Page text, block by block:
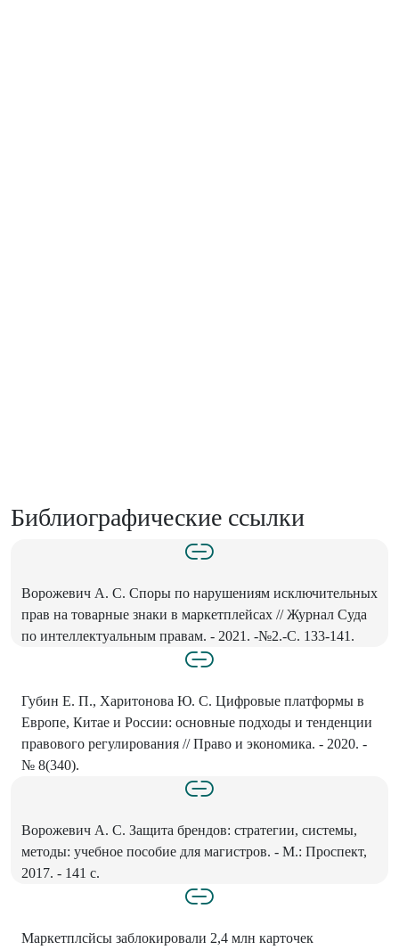
Библиографические ссылки
Ворожевич А. С. Споры по нарушениям исключительных
прав на товарные знаки в маркетплейсах // Журнал Суда
по интеллектуальным правам. - 2021. -№2.-С. 133-141.
Губин Е. П., Харитонова Ю. С. Цифровые платформы в
Европе, Китае и России: основные подходы и тенденции
правового регулирования // Право и экономика. - 2020. -
№ 8(340).
Ворожевич А. С. Защита брендов: стратегии, системы,
методы: учебное пособие для магистров. - М.: Проспект,
2017. - 141 с.
Маркетплсйсы заблокировали 2,4 млн карточек